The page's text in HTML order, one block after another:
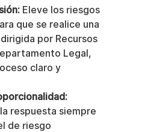
Eleve los riesgos
que se realice una
por Recursos
Legal,
claro y
respuesta siempre
de riesgo